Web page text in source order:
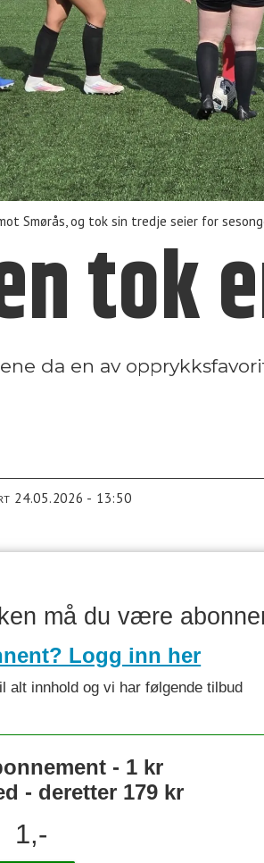
Smørås, og tok sin tredje seier for
tok
da en av
24.05.2026 - 13:50
må du være
Logg inn her
alt innhold og vi har følgende tilbud
- 1 kr
- deretter 179 kr
1,-